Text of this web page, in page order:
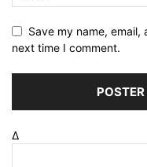
Save my name,
next time I comment.
Δ